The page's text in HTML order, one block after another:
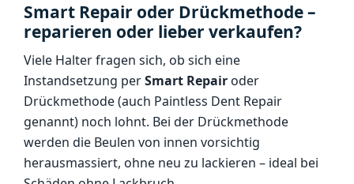
Smart Repair oder Drückmethode –
reparieren oder lieber verkaufen?
Viele Halter fragen sich, ob sich eine
Instandsetzung perSmart Repairoder
Drückmethode (auch Paintless Dent Repair
genannt) noch lohnt. Bei der Drückmethode
werden die Beulen von innen vorsichtig
herausmassiert, ohne neu zu lackieren – ideal bei